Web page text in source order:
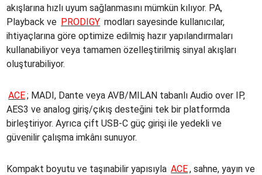
akışlarına hızlı uyum sağlanmasını mümkün kılıyor. PA,
Playback ve PRODIGY modları sayesinde kullanıcılar,
ihtiyaçlarına göre optimize edilmiş hazır yapılandırmaları
kullanabiliyor veya tamamen özelleştirilmiş sinyal akışları
oluşturabiliyor.
ACE; MADI, Dante veya AVB/MILAN tabanlı Audio over IP,
AES3 ve analog giriş/çıkış desteğini tek bir platformda
birleştiriyor. Ayrıca çift USB-C güç girişi ile yedekli ve
güvenilir çalışma imkânı sunuyor.
Kompakt boyutu ve taşınabilir yapısıyla ACE, sahne, yayın ve